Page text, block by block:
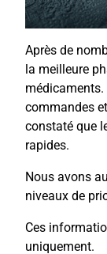
Après de
la meilleure
commandes
constaté que
rapides.
Nous avons
niveaux de
Ces
uniquement.